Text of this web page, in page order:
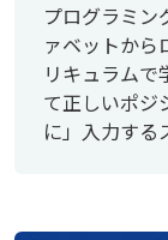
プログラミン
ァベットから
リキュラムで
て正しいポジ
に」入力する